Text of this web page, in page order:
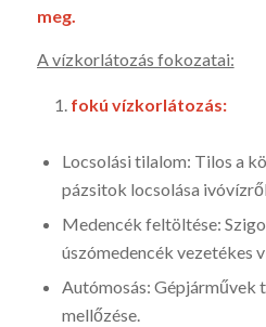
meg.
A vízkorlátozás fokozatai:
fokú vízkorlátozás:
Locsolási tilalom: Tilos a
pázsitok locsolása
Medencék feltöltése:
úszómedencék vezetékes
Autómosás: Gépjárművek
mellőzése.